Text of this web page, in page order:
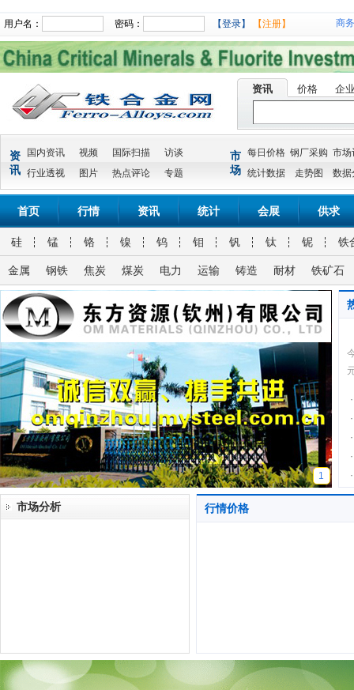
用户名： 密码： 【登录】 【注册】 商
资讯 价格 企
资
讯
国内资讯 视频 国际扫描
访谈
行业透视
图片 热点评论 专题
市
场
每日价格 钢厂采购 市场
统计数据
走势图 数据
首页 行情 资讯 统计 会展 供求
硅 锰 铬 镍 钨 钼 钒 钛 铌 铁
金属 钢铁 焦炭 煤炭 电力 运输 铸造 耐材 铁矿石
1
·
·
·
·
·
市场分析 行情价格